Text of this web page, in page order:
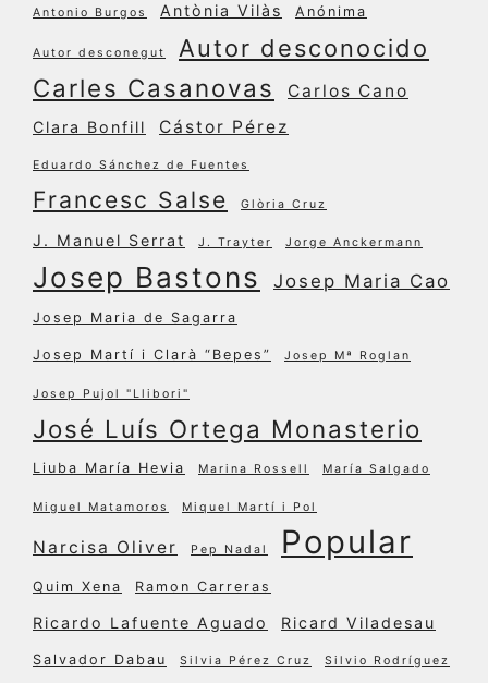
Antonio Burgos Antònia Vilàs Anónima
Autor desconegut Autor desconocido
Carles Casanovas Carlos Cano
Clara Bonfill Cástor Pérez
Eduardo Sánchez de Fuentes
Francesc Salse Glòria Cruz
J. Manuel Serrat J. Trayter Jorge Anckermann
Josep Bastons Josep Maria Cao
Josep Maria de Sagarra
Josep Martí i Clarà “Bepes” Josep Mª Roglan
Josep Pujol "Llibori"
José Luís Ortega Monasterio
Liuba María Hevia Marina Rossell María Salgado
Miguel Matamoros Miquel Martí i Pol
Narcisa Oliver Pep Nadal Popular
Quim Xena Ramon Carreras
Ricardo Lafuente Aguado Ricard Viladesau
Salvador Dabau Silvia Pérez Cruz Silvio Rodríguez